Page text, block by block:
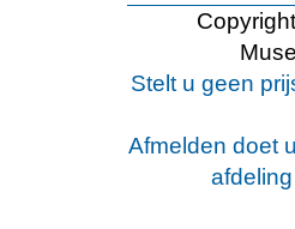
Copyright
Stelt u geen
Afmelden doet